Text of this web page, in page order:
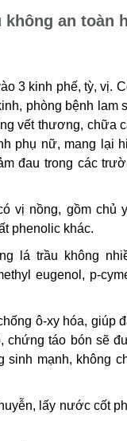
an toàn
3 kinh phế, tỳ, vị.
phòng bệnh
vết thương,
phụ nữ, mang lại
đau trong các
vị nồng, gồm
phenolic khác.
lá trầu không
eugenol, p-
ô-xy hóa, giúp
táo bón sẽ
sinh mạnh, không
lấy nước cốt